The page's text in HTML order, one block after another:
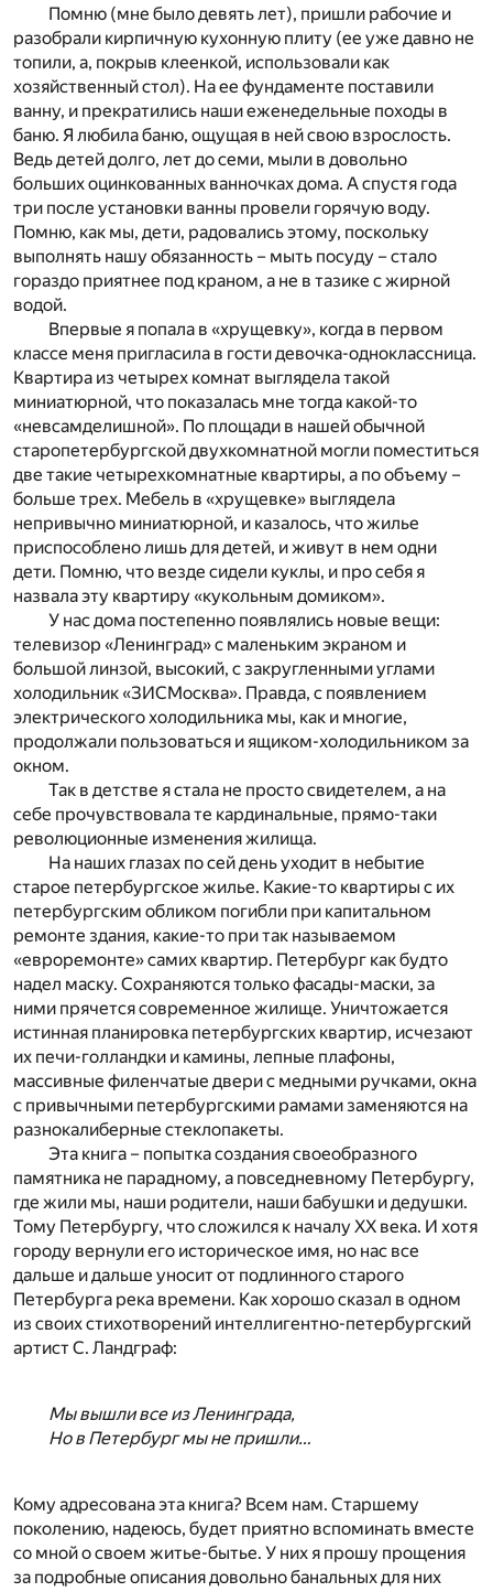
Помню (мне было девять лет), пришли рабочие и
разобрали кирпичную кухонную плиту (ее уже давно не
топили, а, покрыв клеенкой, использовали как
хозяйственный стол). На ее фундаменте поставили
ванну, и прекратились наши еженедельные походы в
баню. Я любила баню, ощущая в ней свою взрослость.
Ведь детей долго, лет до семи, мыли в довольно
больших оцинкованных ванночках дома. А спустя года
три после установки ванны провели горячую воду.
Помню, как мы, дети, радовались этому, поскольку
выполнять нашу обязанность – мыть посуду – стало
гораздо приятнее под краном, а не в тазике с жирной
водой.
Впервые я попала в «хрущевку», когда в первом
классе меня пригласила в гости девочка-одноклассница.
Квартира из четырех комнат выглядела такой
миниатюрной, что показалась мне тогда какой-то
«невсамделишной». По площади в нашей обычной
старопетербургской двухкомнатной могли поместиться
две такие четырехкомнатные квартиры, а по объему –
больше трех. Мебель в «хрущевке» выглядела
непривычно миниатюрной, и казалось, что жилье
приспособлено лишь для детей, и живут в нем одни
дети. Помню, что везде сидели куклы, и про себя я
назвала эту квартиру «кукольным домиком».
У нас дома постепенно появлялись новые вещи:
телевизор «Ленинград» с маленьким экраном и
большой линзой, высокий, с закругленными углами
холодильник «ЗИСМосква». Правда, с появлением
электрического холодильника мы, как и многие,
продолжали пользоваться и ящиком-холодильником за
окном.
Так в детстве я стала не просто свидетелем, а на
себе прочувствовала те кардинальные, прямо-таки
революционные изменения жилища.
На наших глазах по сей день уходит в небытие
старое петербургское жилье. Какие-то квартиры с их
петербургским обликом погибли при капитальном
ремонте здания, какие-то при так называемом
«евроремонте» самих квартир. Петербург как будто
надел маску. Сохраняются только фасады-маски, за
ними прячется современное жилище. Уничтожается
истинная планировка петербургских квартир, исчезают
их печи-голландки и камины, лепные плафоны,
массивные филенчатые двери с медными ручками, окна
с привычными петербургскими рамами заменяются на
разнокалиберные стеклопакеты.
Эта книга – попытка создания своеобразного
памятника не парадному, а повседневному Петербургу,
где жили мы, наши родители, наши бабушки и дедушки.
Тому Петербургу, что сложился к началу ХХ века. И хотя
городу вернули его историческое имя, но нас все
дальше и дальше уносит от подлинного старого
Петербурга река времени. Как хорошо сказал в одном
из своих стихотворений интеллигентно-петербургский
артист С. Ландграф:
Мы вышли все из Ленинграда,
Но в Петербург мы не пришли…
Кому адресована эта книга? Всем нам. Старшему
поколению, надеюсь, будет приятно вспоминать вместе
со мной о своем житье-бытье. У них я прошу прощения
за подробные описания довольно банальных для них